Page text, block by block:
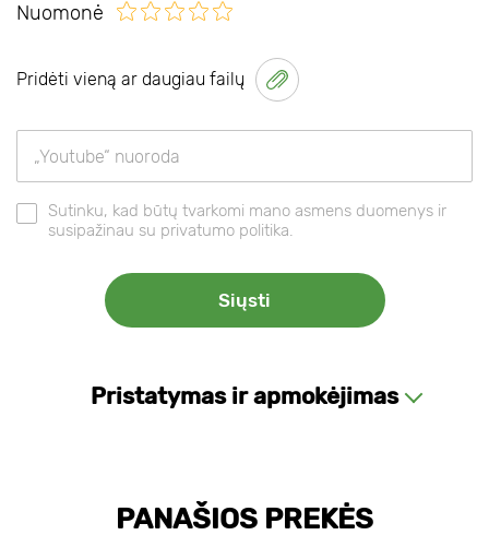
Nuomonė
Pridėti vieną ar daugiau failų
Sutinku, kad būtų tvarkomi mano asmens duomenys ir
susipažinau su privatumo politika.
Pristatymas ir apmokėjimas
PANAŠIOS PREKĖS